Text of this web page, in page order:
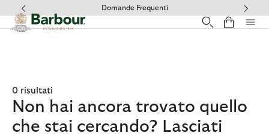
Clicca per visualizzare la nostra Dichiarazione di Accessibilità
Domande Frequenti
0 risultati
Non hai ancora trovato quello
che stai cercando? Lasciati